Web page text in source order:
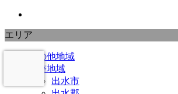
エリア
その他地域
北薩地域
出水市